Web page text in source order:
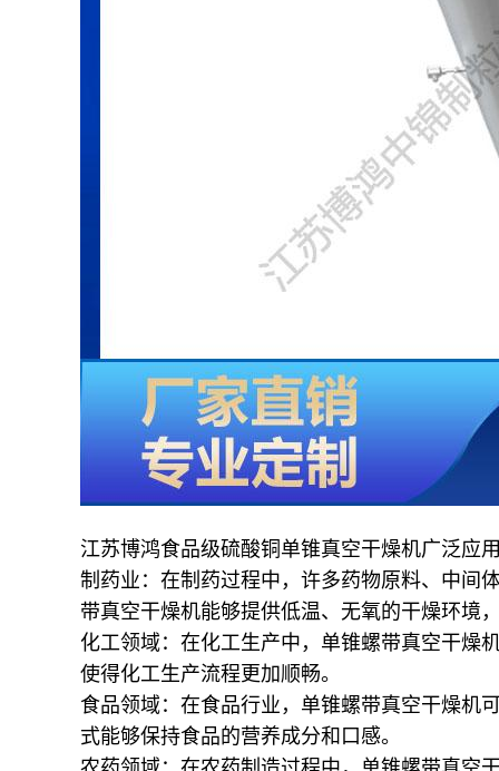
江苏博鸿食品级硫酸铜单锥真空干燥机广泛应
制药业：在制药过程中，许多药物原料、中间
带真空干燥机能够提供低温、无氧的干燥环境
化工领域：在化工生产中，单锥螺带真空干燥
使得化工生产流程更加顺畅。
食品领域：在食品行业，单锥螺带真空干燥机
式能够保持食品的营养成分和口感。